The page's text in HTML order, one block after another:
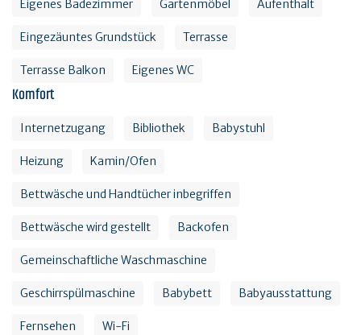
Eigenes Badezimmer Gartenmöbel Aufenthalt
Eingezäuntes Grundstück Terrasse
Terrasse Balkon Eigenes WC
Komfort
Internetzugang Bibliothek Babystuhl
Heizung Kamin/Ofen
Bettwäsche und Handtücher inbegriffen
Bettwäsche wird gestellt Backofen
Gemeinschaftliche Waschmaschine
Geschirrspülmaschine Babybett Babyausstattung
Fernsehen Wi-Fi